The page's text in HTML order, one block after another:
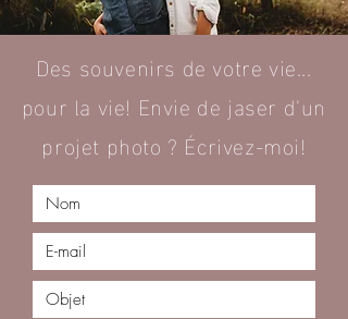
Des souvenirs de votre vie...
pour la vie! Envie de jaser d'un
projet photo ? Écrivez-moi!